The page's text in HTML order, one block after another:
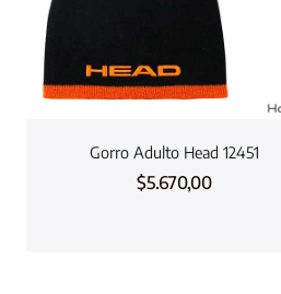
Gorro Adulto Head 12451
$5.670,00